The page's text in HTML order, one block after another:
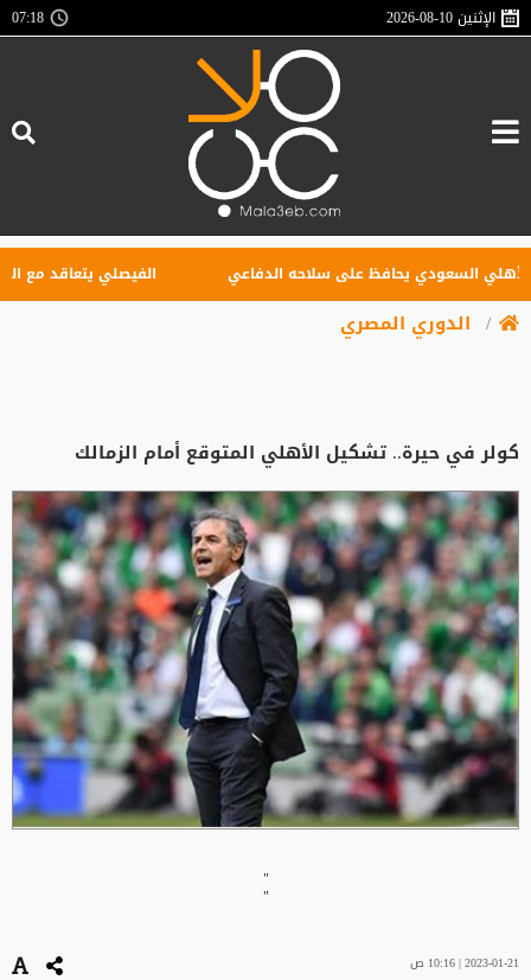
الإثنين2026-08-10
07:18
السعودي يحافظ على سلاحه الدفاعي الفيصلي يتعاقد مع
الدوري المصري
كولر في حيرة.. تشكيل الأهلي المتوقع أمام الزمالك
"
"
2023-01-21 | 10:16 ص